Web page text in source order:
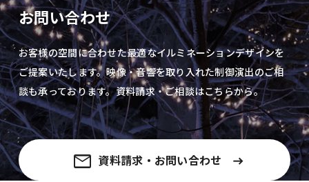
お問い合わせ
お客様の空間に合わせた最適なイルミネーションデザインを
ご提案いたします。映像・音響を取り入れた制御演出のご相
談も承っております。資料請求・ご相談はこちらから。
資料請求・お問い合わせ